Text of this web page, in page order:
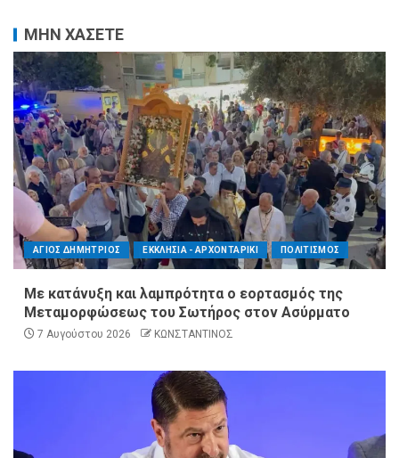
ΜΗΝ ΧΑΣΕΤΕ
ΑΓΙΟΣ ΔΗΜΗΤΡΙΟΣ ΕΚΚΛΗΣΙΑ - ΑΡΧΟΝΤΑΡΙΚΙ ΠΟΛΙΤΙΣΜΟΣ
Με κατάνυξη και λαμπρότητα ο εορτασμός της
Μεταμορφώσεως του Σωτήρος στον Ασύρματο
7 Αυγούστου 2026 ΚΩΝΣΤΑΝΤΙΝΟΣ